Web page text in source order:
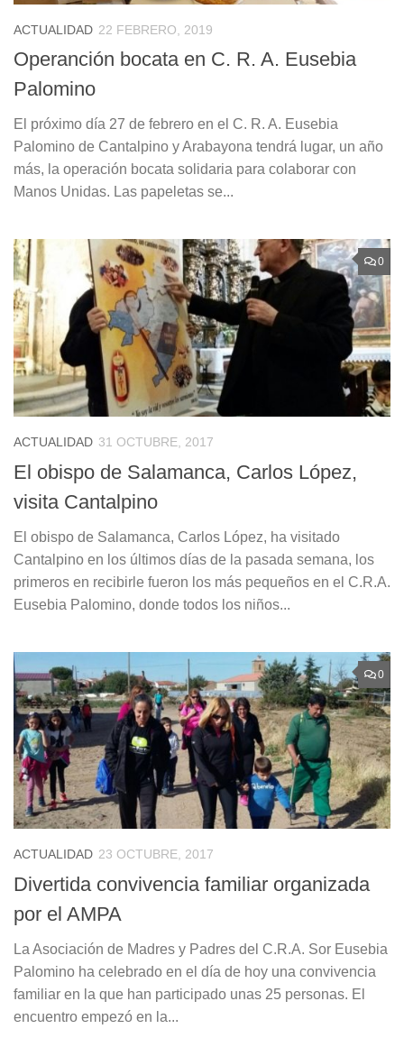
ACTUALIDAD 22 FEBRERO, 2019
Operanción bocata en C. R. A. Eusebia
Palomino
El próximo día 27 de febrero en el C. R. A. Eusebia
Palomino de Cantalpino y Arabayona tendrá lugar, un año
más, la operación bocata solidaria para colaborar con
Manos Unidas. Las papeletas se...
0
ACTUALIDAD 31 OCTUBRE, 2017
El obispo de Salamanca, Carlos López,
visita Cantalpino
El obispo de Salamanca, Carlos López, ha visitado
Cantalpino en los últimos días de la pasada semana, los
primeros en recibirle fueron los más pequeños en el C.R.A.
Eusebia Palomino, donde todos los niños...
0
ACTUALIDAD 23 OCTUBRE, 2017
Divertida convivencia familiar organizada
por el AMPA
La Asociación de Madres y Padres del C.R.A. Sor Eusebia
Palomino ha celebrado en el día de hoy una convivencia
familiar en la que han participado unas 25 personas. El
encuentro empezó en la...